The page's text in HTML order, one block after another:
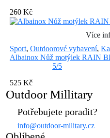
260 Kč
Více
Sport, Outdoorové vybavení,
Albainox Nůž motýlek RAIN
5/5
525 Kč
Outdoor Millitary
Potřebujete poradit?
info@outdoor-military.cz